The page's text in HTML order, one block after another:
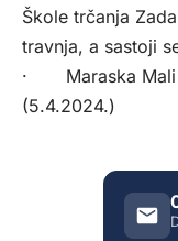
Škole trčanja
travnja, a sastoji
· Maraska Mali
(5.4.2024.)